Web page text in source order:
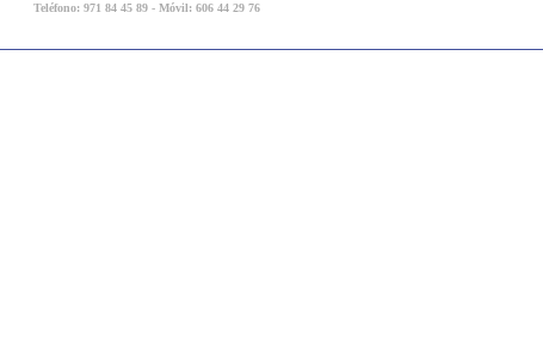
Teléfono: 971 84 45 89 - Móvil: 606 44 29 76